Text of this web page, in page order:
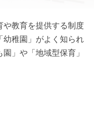
や教育を提供する制度
幼稚園」がよく知られ
」や「地域型保育」